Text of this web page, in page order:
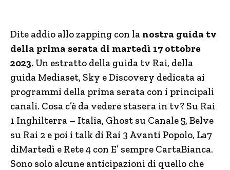
Dite addio allo zapping con la nostra guida tv
della prima serata di martedì 17 ottobre
2023. Un estratto della guida tv Rai, della
guida Mediaset, Sky e Discovery dedicata ai
programmi della prima serata con i principali
canali. Cosa c’è da vedere stasera in tv? Su Rai
1 Inghilterra – Italia, Ghost su Canale 5, Belve
su Rai 2 e poi i talk di Rai 3 Avanti Popolo, La7
diMartedì e Rete 4 con E’ sempre CartaBianca.
Sono solo alcune anticipazioni di quello che